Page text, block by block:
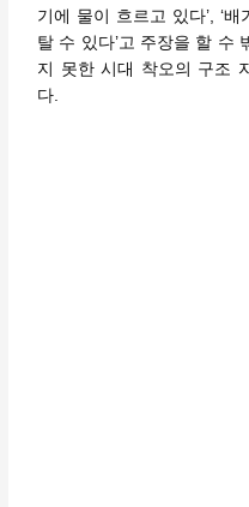
기에 물이 흐르고 있다’, ‘배
탈 수 있다’고 주장을 할 수
지 못한 시대 착오의 구조
다.